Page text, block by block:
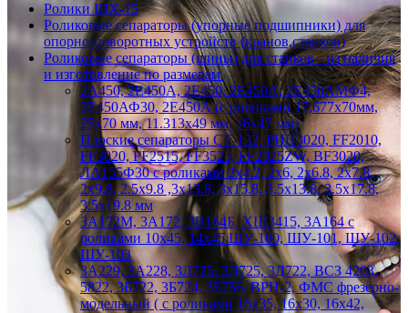
Ролики ШХ-15
Роликовые сепараторы (упорные подшипники) для
опорно-поворотных устройств (кранов,станков)
Роликовые сепараторы (шины) для станков - из наличия
и изготовление по размерам
2А450, 2Е450А, 2Е450, 2Е450А, 2Е450АМФ4,
2Е450АФ30, 2Е450А (с роликами 17,677х70мм,
25х70 мм, 11.313х49 мм, 16х47 мм)
Плоские сепараторы СТ-132, РИП3020, FF2010,
FF3020, FF2515, FF3525, FF2025ZW, BF3020,
ЛА155Ф30 с роликами 2х4.2, 2х6, 2х6.8, 2х7.8,
2х9.8, 2.5х9.8 ,3х13.8, 3х15.8, 3.5х13.8, 3.5х17.8,
3.5х19.8 мм
3А172М, 3А172, 3В164Б, ХШ3415, 3А164 с
роликами 10х45, 14х45 ШУ-100, ШУ-101, ШУ-102,
ШУ-103
3А229, 3А228, 3Л725, 3Д725, 3Д722, ВСЗ 4203,
5822, 3Б722, 3Б724, 3Б756, ВРН-2, ФМС фрезерно-
модельный ( с роликами 16х35, 16х30, 16х42,